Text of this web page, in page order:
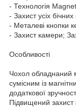
- Технологія
- Захист усіх
- Металеві кнопки
- Захист камери;
Особливості
Чохол обладнаний
сумісним із
додаткової
Підвищений